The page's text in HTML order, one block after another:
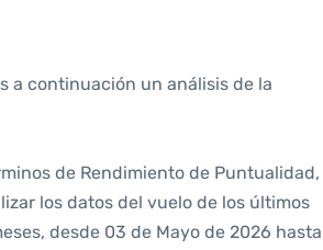
a continuación un análisis de la
de Rendimiento de Puntualidad,
los datos del vuelo de los últimos
desde 03 de Mayo de 2026 hasta